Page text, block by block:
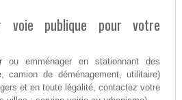
voie publique pour votre
ou emménager en stationnant des
camion de déménagement, utilitaire)
et en toute légalité, contactez votre